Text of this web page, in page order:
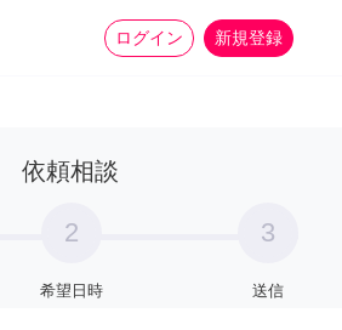
ログイン 新規登録
家事 more_horiz
依頼相談
2
希望日時
3
送信